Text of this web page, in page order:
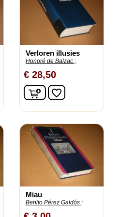
Verloren illusies
Honoré de Balzac ;
€ 28,50
In winkelwagen
favorite_border
Miau
Benito Pérez Galdós ;